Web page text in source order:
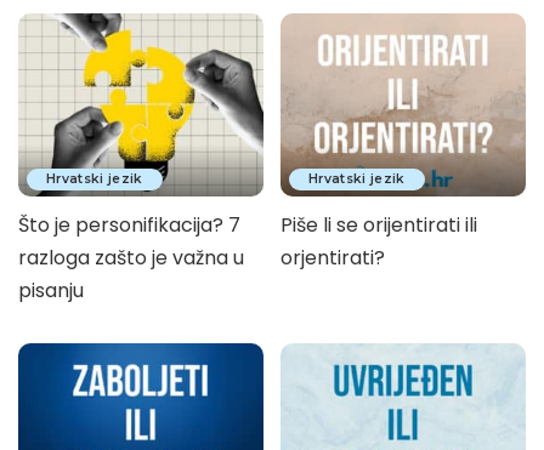
Hrvatski jezik
Što je personifikacija? 7
razloga zašto je važna u
pisanju
Hrvatski jezik
Piše li se orijentirati ili
orjentirati?